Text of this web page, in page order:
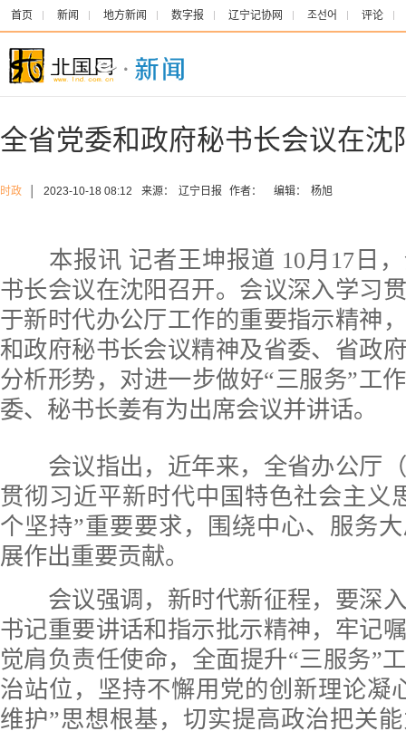
首页 新闻 地方新闻 数字报 辽宁记协网 조선어 评论
全省党委和政府秘书长会议在沈
时政 2023-10-18 08:12 来源： 辽宁日报 作者： 编辑： 杨旭
本报讯 记者王坤报道 10月17日，
书长会议在沈阳召开。会议深入学习
于新时代办公厅工作的重要指示精神
和政府秘书长会议精神及省委、省政
分析形势，对进一步做好“三服务”工
委、秘书长姜有为出席会议并讲话。
会议指出，近年来，全省办公厅（
贯彻习近平新时代中国特色社会主义
个坚持”重要要求，围绕中心、服务
展作出重要贡献。
会议强调，新时代新征程，要深入
书记重要讲话和指示批示精神，牢记
觉肩负责任使命，全面提升“三服务”
治站位，坚持不懈用党的创新理论凝
维护”思想根基，切实提高政治把关